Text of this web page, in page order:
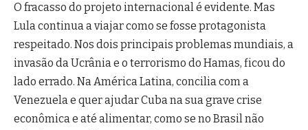
O fracasso do projeto internacional é evidente. Mas
Lula continua a viajar como se fosse protagonista
respeitado. Nos dois principais problemas mundiais, a
invasão da Ucrânia e o terrorismo do Hamas, ficou do
lado errado. Na América Latina, concilia com a
Venezuela e quer ajudar Cuba na sua grave crise
econômica e até alimentar, como se no Brasil não